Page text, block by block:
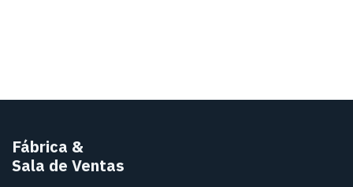
Fábrica &
Sala de Ventas